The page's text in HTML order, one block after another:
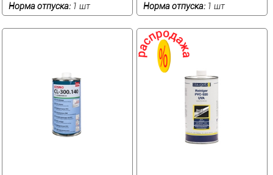
Норма отпуска: 1 шт Норма отпуска: 1 шт